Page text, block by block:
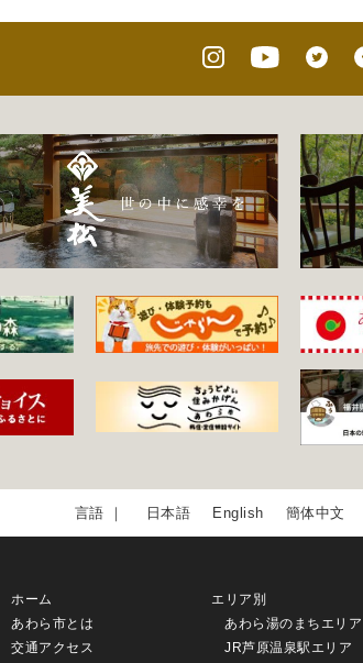
日本語 English 簡体中文
ホーム
あわら市とは
交通アクセス
エリア別
あわら湯のまちエリア
JR芦原温泉駅エリア